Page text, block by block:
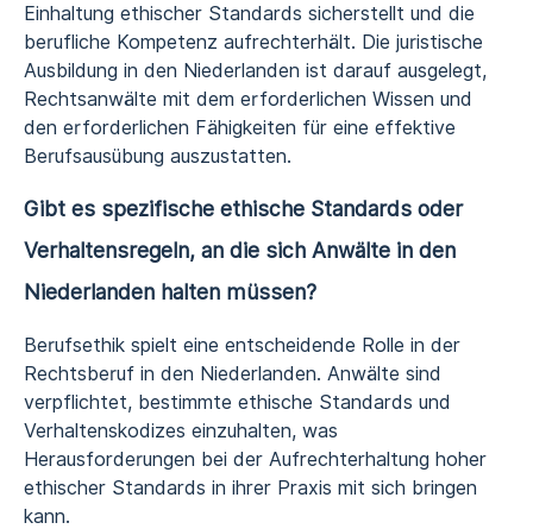
Einhaltung ethischer Standards sicherstellt und die
berufliche Kompetenz aufrechterhält. Die juristische
Ausbildung in den Niederlanden ist darauf ausgelegt,
Rechtsanwälte mit dem erforderlichen Wissen und
den erforderlichen Fähigkeiten für eine effektive
Berufsausübung auszustatten.
Gibt es spezifische ethische Standards oder
Verhaltensregeln, an die sich Anwälte in den
Niederlanden halten müssen?
Berufsethik spielt eine entscheidende Rolle in der
Rechtsberuf in den Niederlanden. Anwälte sind
verpflichtet, bestimmte ethische Standards und
Verhaltenskodizes einzuhalten, was
Herausforderungen bei der Aufrechterhaltung hoher
ethischer Standards in ihrer Praxis mit sich bringen
kann.